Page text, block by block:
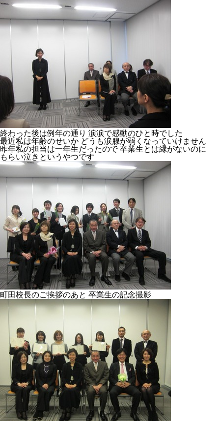
終わった後は例年の通り 涙涙で感動のひと時でした
最近私は年齢のせいか どうも涙腺が弱くなっていけません
昨年私の担当は一年生だったので 卒業生とは縁がないのに
もらい泣きというやつです
町田校長のご挨拶のあと 卒業生の記念撮影